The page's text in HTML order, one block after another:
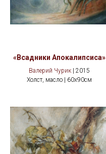
«Всадники Апокалипсиса»
Валерий Чурик| 2015
Холст, масло | 60x90см